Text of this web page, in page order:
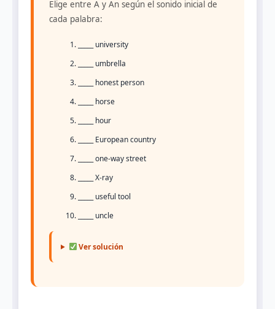
Elige entre A y An según el sonido inicial de
cada palabra:
_____ university
_____ umbrella
_____ honest person
_____ horse
_____ hour
_____ European country
_____ one-way street
_____ X-ray
_____ useful tool
_____ uncle
Ver solución